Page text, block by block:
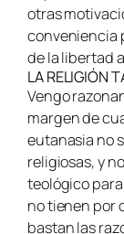
otras
conveniencia
de la libertad
LA RELIGIÓN
Vengo
margen de
eutanasia no
religiosas, y
teológico
no tienen por
bastan las